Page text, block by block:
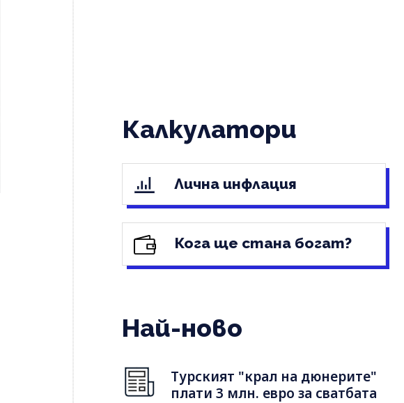
Калкулатори
Лична инфлация
Кога ще стана богат?
Най-ново
Турският "крал на дюнерите"
плати 3 млн. евро за сватбата